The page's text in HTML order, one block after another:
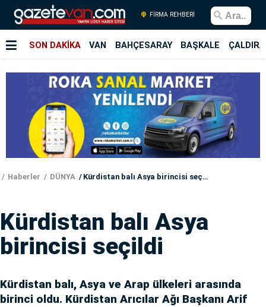
FİRMA REHBERİ
SON DAKİKA VAN BAHÇESARAY BAŞKALE
Haberler DÜNYA Kürdistan balı Asya birincisi seçildi
Kürdistan balı Asya
birincisi seçildi
Kürdistan balı, Asya ve Arap ülkeleri arasında
birinci oldu. Kürdistan Arıcılar Ağı Başkanı Arif